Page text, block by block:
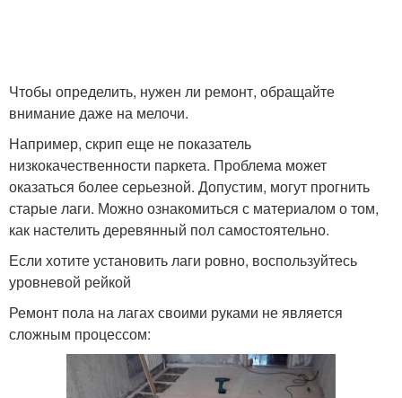
Чтобы определить, нужен ли ремонт, обращайте
внимание даже на мелочи.
Например, скрип еще не показатель
низкокачественности паркета. Проблема может
оказаться более серьезной. Допустим, могут прогнить
старые лаги. Можно ознакомиться с материалом о том,
как настелить деревянный пол самостоятельно.
Если хотите установить лаги ровно, воспользуйтесь
уровневой рейкой
Ремонт пола на лагах своими руками не является
сложным процессом: